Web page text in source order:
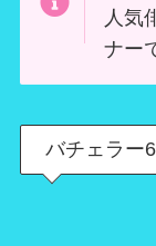
人気
ナー
バチェラー